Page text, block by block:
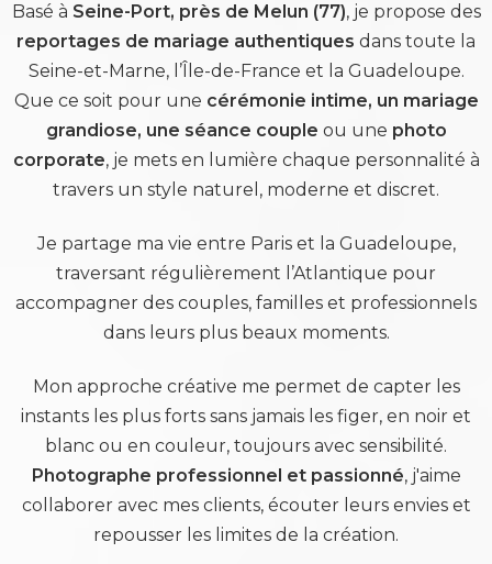
Basé à Seine-Port, près de Melun (77), je propose des
reportages de mariage authentiques dans toute la
Seine-et-Marne, l’Île-de-France et la Guadeloupe.
Que ce soit pour une cérémonie intime, un mariage
grandiose, une séance couple ou une photo
corporate, je mets en lumière chaque personnalité à
travers un style naturel, moderne et discret.
Je partage ma vie entre Paris et la Guadeloupe,
traversant régulièrement l’Atlantique pour
accompagner des couples, familles et professionnels
dans leurs plus beaux moments.
Mon approche créative me permet de capter les
instants les plus forts sans jamais les figer, en noir et
blanc ou en couleur, toujours avec sensibilité.
Photographe professionnel et passionné, j'aime
collaborer avec mes clients, écouter leurs envies et
repousser les limites de la création.